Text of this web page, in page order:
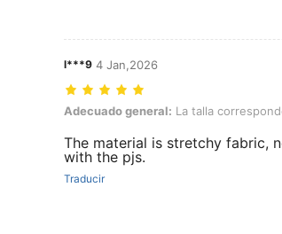
l***9 4 Jan,2026
Adecuado general: La talla corresponde,
Adecuado general: La talla
The material is stretchy fabric,
with the pjs.
Traducir